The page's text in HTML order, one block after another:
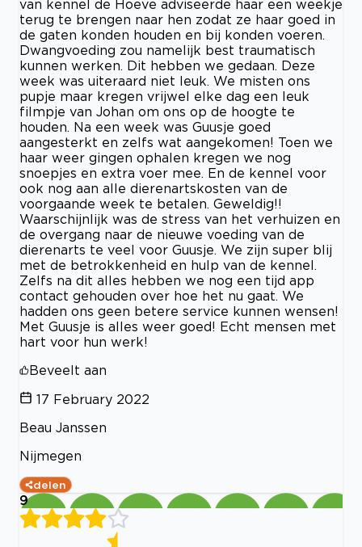
van kennel de Hoeve adviseerde haar een weekje
terug te brengen naar hen zodat ze haar goed in
de gaten konden houden en bij konden voeren.
Dwangvoeding zou namelijk best traumatisch
kunnen werken. Dit hebben we gedaan. Deze
week was uiteraard niet leuk. We misten ons
pupje maar kregen vrijwel elke dag een leuk
filmpje van Johan om ons op de hoogte te
houden. Na een week was Guusje goed
aangesterkt en zelfs wat aangekomen! Toen we
haar weer gingen ophalen kregen we nog
snoepjes en extra voer mee. En de kennel voor
ook nog aan alle dierenartskosten van de
voorgaande week te betalen. Geweldig!!
Waarschijnlijk was de stress van het verhuizen en
de overgang naar de nieuwe voeding van de
dierenarts te veel voor Guusje. We zijn super blij
met de betrokkenheid en hulp van de kennel.
Zelfs na dit alles hebben we nog een tijd app
contact gehouden over hoe het nu gaat. We
hadden ons geen betere service kunnen wensen!
Met Guusje is alles weer goed! Echt mensen met
hart voor hun werk!
Beveelt aan
17 February 2022
Beau Janssen
Nijmegen
delen
9